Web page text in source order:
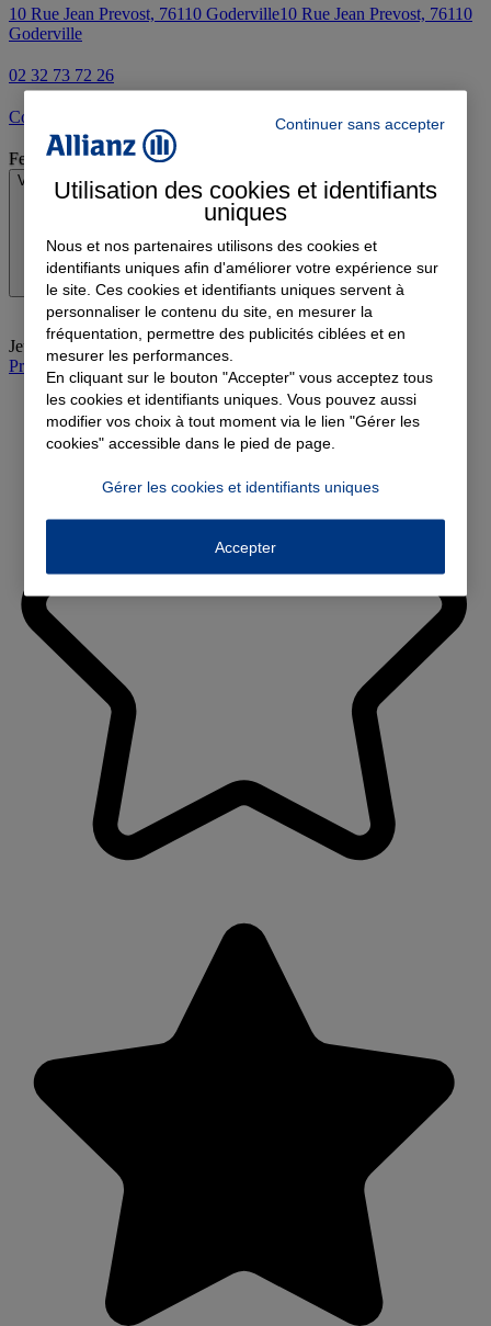
10 Rue Jean Prevost, 76110 Goderville10 Rue Jean Prevost, 76110
Goderville
02 32 73 72 26
Contacter l'agence par e-mail
Fermé
Voir les horaires
Jeudi
09:00-12:30, 13:30-18:00
Prendre rendez-vous à l'agence
Continuer sans accepter
Utilisation des cookies et identifiants
uniques
Nous et nos partenaires utilisons des cookies et
identifiants uniques afin d'améliorer votre expérience sur
le site. Ces cookies et identifiants uniques servent à
personnaliser le contenu du site, en mesurer la
fréquentation, permettre des publicités ciblées et en
mesurer les performances.
En cliquant sur le bouton "Accepter" vous acceptez tous
les cookies et identifiants uniques. Vous pouvez aussi
modifier vos choix à tout moment via le lien "Gérer les
cookies" accessible dans le pied de page.
Gérer les cookies et identifiants uniques
Accepter